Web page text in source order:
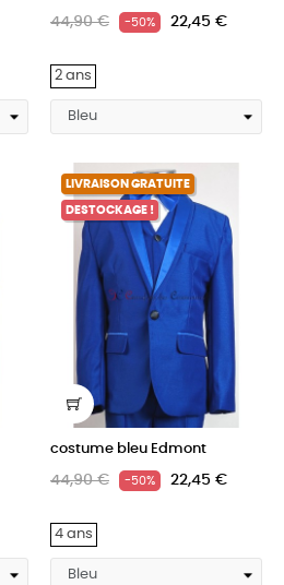
44,90 € -50% 22,45 €
2 ans
LIVRAISON GRATUITE
DESTOCKAGE !
costume bleu Edmont
44,90 € -50% 22,45 €
4 ans